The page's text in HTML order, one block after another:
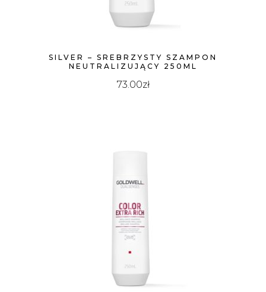
SILVER – SREBRZYSTY SZAMPON
NEUTRALIZUJĄCY 250ML
73.00zł